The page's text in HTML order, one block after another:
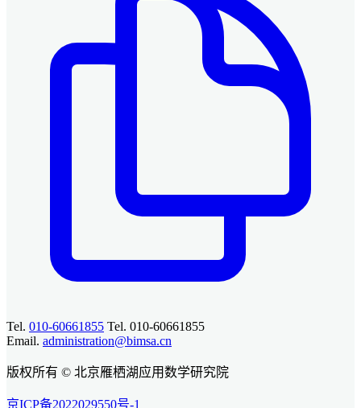
Tel. 010-60661855 Tel. 010-60661855
Email. administration@bimsa.cn
版权所有 © 北京雁栖湖应用数学研究院
京ICP备2022029550号-1